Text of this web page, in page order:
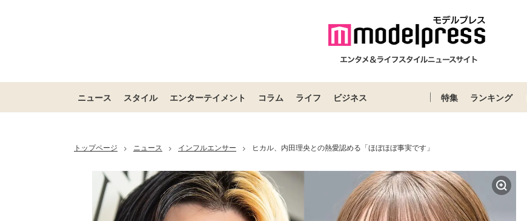
ニュース スタイル エンターテイメント コラム ライフ ビジネス 特集 ランキング
トップページ > ニュース > インフルエンサー > ヒカル、内田理央との熱愛認める「ほぼほぼ事実です」